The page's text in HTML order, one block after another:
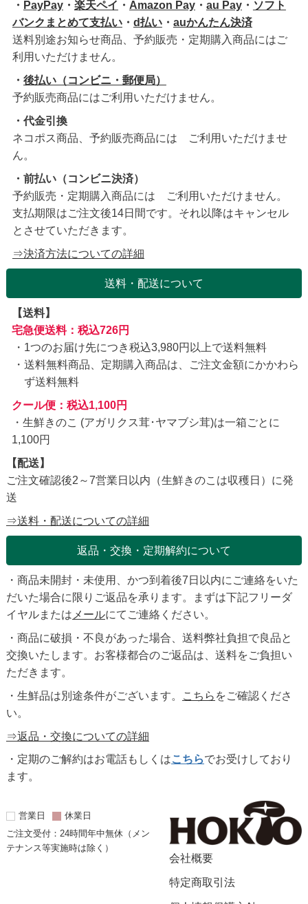
・ PayPay・ 楽天ペイ ・ Amazon Pay・ au Pay・ ソフト
バンクまとめて支払い・ d払い・ auかんたん決済
送料別途お知らせ商品、予約販売・定期購入商品にはご
利用いただけません。
・ 後払い（コンビニ・郵便局）
予約販売商品にはご利用いただけません。
・代金引換
ネコポス商品、予約販売商品には ご利用いただけませ
ん。
・前払い（コンビニ決済）
予約販売・定期購入商品には ご利用いただけません。
支払期限はご注文後14日間です。それ以降はキャンセル
とさせていただきます。
⇒決済方法についての詳細
送料・配送について
【送料】
宅急便送料：税込726円
1つのお届け先につき税込3,980円以上で送料無料
送料無料商品、定期購入商品は、ご注文金額にかかわら
ず送料無料
クール便：税込1,100円
・生鮮きのこ (アガリクス茸･ヤマブシ茸)は一箱ごとに
1,100円
【配送】
ご注文確認後2～7営業日以内（生鮮きのこは収穫日）に発
送
⇒送料・配送についての詳細
返品・交換・定期解約について
・商品未開封・未使用、かつ到着後7日以内にご連絡をいた
だいた場合に限りご返品を承ります。まずは下記フリーダ
イヤルまたは メールにてご連絡ください。
・商品に破損・不良があった場合、送料弊社負担で良品と
交換いたします。お客様都合のご返品は、送料をご負担い
ただきます。
・生鮮品は別途条件がございます。
こちら をご確認くださ
い。
⇒返品・交換についての詳細
・定期のご解約はお電話もしくはこちらでお受けしており
ます。
営業日
休業日
ご注文受付：24時間年中無休（メン
テナンス等実施時は除く）
会社概要
特定商取引法